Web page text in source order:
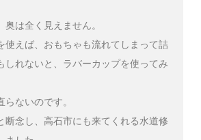
奥は全く見えません。
使えば、おもちゃも流れてしまって詰
しれないと、ラバーカップを使ってみ
らないのです。
断念し、高石市にも来てくれる水道修